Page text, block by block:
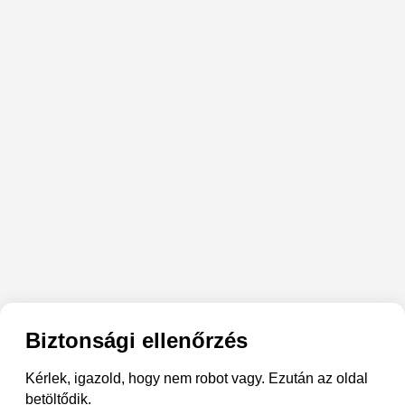
Biztonsági ellenőrzés
Kérlek, igazold, hogy nem robot vagy. Ezután az oldal
betöltődik.